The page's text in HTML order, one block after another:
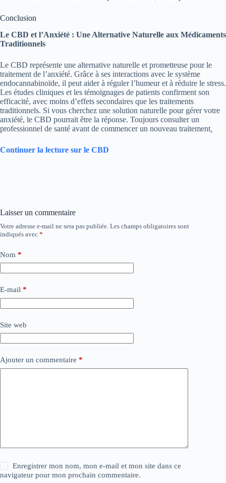
Conclusion
Le CBD et l’Anxiété : Une Alternative Naturelle aux Médicaments
Traditionnels
Le CBD représente une alternative naturelle et prometteuse pour le
traitement de l’anxiété. Grâce à ses interactions avec le système
endocannabinoïde, il peut aider à réguler l’humeur et à réduire le stress.
Les études cliniques et les témoignages de patients confirment son
efficacité, avec moins d’effets secondaires que les traitements
traditionnels. Si vous cherchez une solution naturelle pour gérer votre
anxiété, le CBD pourrait être la réponse. Toujours consulter un
professionnel de santé avant de commencer un nouveau traitement.
Continuer la lecture sur le CBD
Laisser un commentaire
Votre adresse e-mail ne sera pas publiée. Les champs obligatoires sont
indiqués avec *
Nom *
E-mail *
Site web
Ajouter un commentaire *
Enregistrer mon nom, mon e-mail et mon site dans ce
navigateur pour mon prochain commentaire.